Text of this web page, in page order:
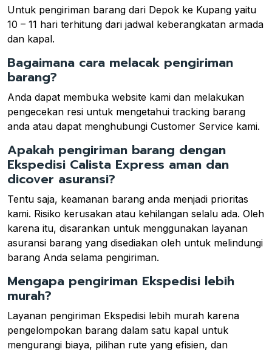
Untuk pengiriman barang dari Depok ke Kupang yaitu
10 – 11 hari terhitung dari jadwal keberangkatan armada
dan kapal.
Bagaimana cara melacak pengiriman
barang?
Anda dapat membuka website kami dan melakukan
pengecekan resi untuk mengetahui tracking barang
anda atau dapat menghubungi Customer Service kami.
Apakah pengiriman barang dengan
Ekspedisi Calista Express aman dan
dicover asuransi?
Tentu saja, keamanan barang anda menjadi prioritas
kami. Risiko kerusakan atau kehilangan selalu ada. Oleh
karena itu, disarankan untuk menggunakan layanan
asuransi barang yang disediakan oleh untuk melindungi
barang Anda selama pengiriman.
Mengapa pengiriman Ekspedisi lebih
murah?
Layanan pengiriman Ekspedisi lebih murah karena
pengelompokan barang dalam satu kapal untuk
mengurangi biaya, pilihan rute yang efisien, dan